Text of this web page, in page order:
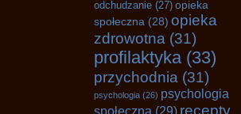
odchudzanie (27) opieka
społeczna (28) opieka
zdrowotna (31)
profilaktyka(33)
przychodnia (31)
psychologia (26) psychologia
społeczna (29) recepty